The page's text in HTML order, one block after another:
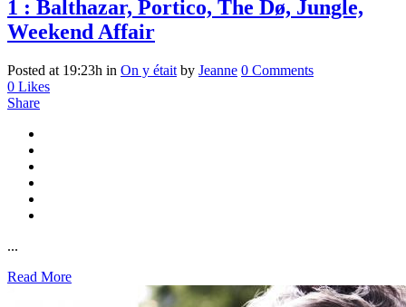
1 : Balthazar, Portico, The Dø, Jungle,
Weekend Affair
Posted at 19:23h in On y était by Jeanne 0 Comments
0 Likes
Share
...
Read More